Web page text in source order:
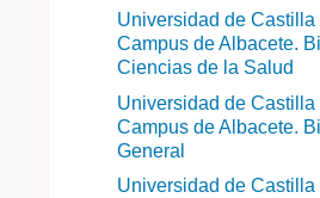
Universidad de Castilla
Campus de Albacete.
Ciencias de la Salud
Universidad de Castilla
Campus de Albacete.
General
Universidad de Castilla